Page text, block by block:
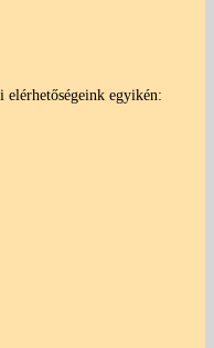
elérhetőségeink egyikén: